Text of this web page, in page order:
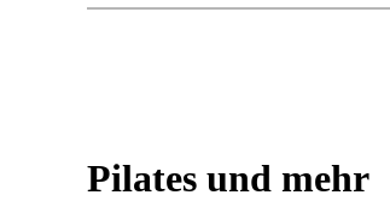
Pilates und mehr